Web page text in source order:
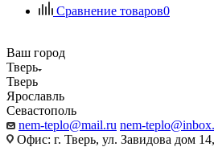
Сравнение товаров0
Ваш город
Тверь
Тверь
Ярославль
Севастополь
nem-teplo@mail.ru nem-
Офис: г. Тверь, ул. Завидова дом